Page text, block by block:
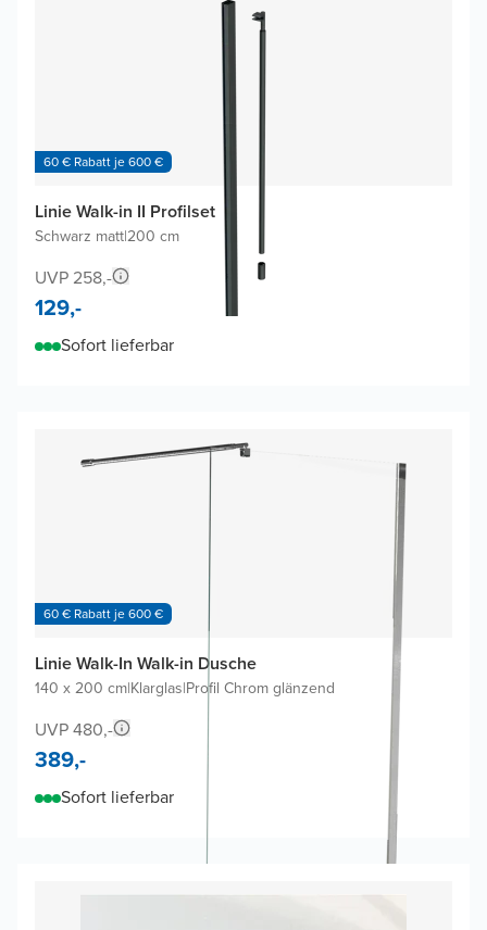
60 € Rabatt je 600 €
Linie Walk-in II Profilset
Schwarz matt|200 cm
UVP 258,-
129,-
Sofort lieferbar
60 € Rabatt je 600 €
Linie Walk-In Walk-in Dusche
140 x 200 cm|Klarglas|Profil Chrom glänzend
UVP 480,-
389,-
Sofort lieferbar